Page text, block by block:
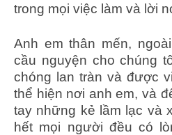
trong mọi việc làm và lời
Anh em thân mến,
cầu nguyện cho chúng
chóng lan tràn và được
thể hiện nơi anh em, và
tay những kẻ lầm lạc và
hết mọi người đều có